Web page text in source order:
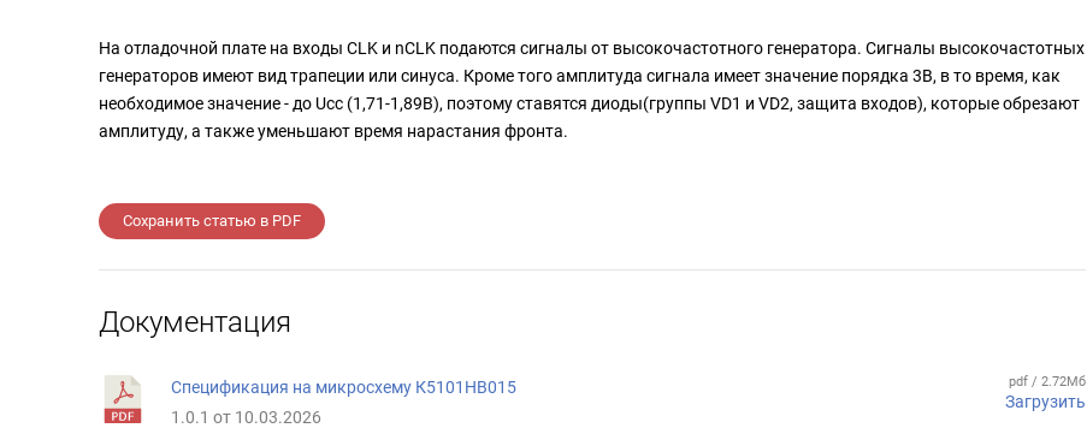
На отладочной плате на входы CLK и nCLK подаются сигналы от высокочастотного генератора. Сигналы высокочастотных
генераторов имеют вид трапеции или синуса. Кроме того амплитуда сигнала имеет значение порядка 3В, в то время, как
необходимое значение - до Ucc (1,71-1,89В), поэтому ставятся диоды(группы VD1 и VD2, защита входов), которые обрезают
амплитуду, а также уменьшают время нарастания фронта.
Сохранить статью в PDF
Документация
Спецификация на микросхему К5101НВ015
1.0.1 от 10.03.2026
pdf / 2.72Мб
Загрузить